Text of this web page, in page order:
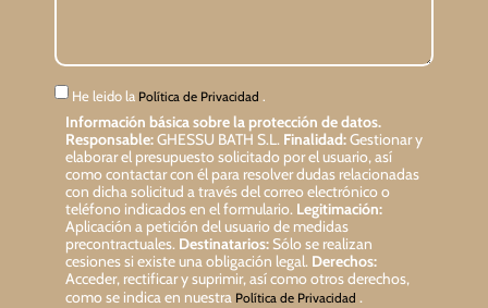
He leido la Política de Privacidad .
Información básica sobre la protección de datos.
Responsable:GHESSU BATH S.L. Finalidad:Gestionar y
elaborar el presupuesto solicitado por el usuario, así
como contactar con él para resolver dudas relacionadas
con dicha solicitud a través del correo electrónico o
teléfono indicados en el formulario. Legitimación:
Aplicación a petición del usuario de medidas
precontractuales. Destinatarios:Sólo se realizan
cesiones si existe una obligación legal. Derechos:
Acceder, rectificar y suprimir, así como otros derechos,
como se indica en nuestra Política de Privacidad .